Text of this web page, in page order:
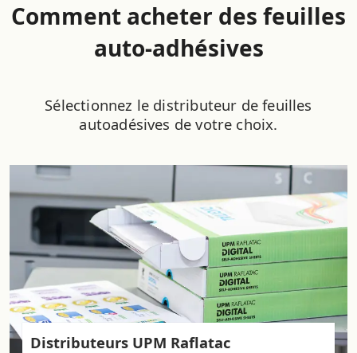
Comment acheter des feuilles
auto-adhésives
Sélectionnez le distributeur de feuilles
autoadésives de votre choix.
Distributeurs UPM Raflatac